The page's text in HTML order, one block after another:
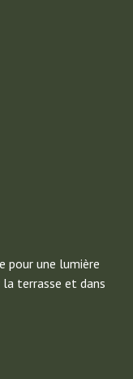
pour une lumière
la terrasse et dans